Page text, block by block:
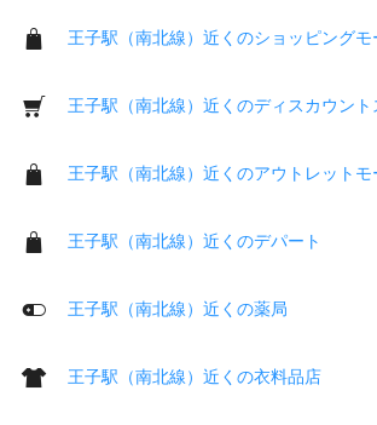
王子駅（南北線）近くのショッピングモ
王子駅（南北線）近くのディスカウント
王子駅（南北線）近くのアウトレットモ
王子駅（南北線）近くのデパート
王子駅（南北線）近くの薬局
王子駅（南北線）近くの衣料品店